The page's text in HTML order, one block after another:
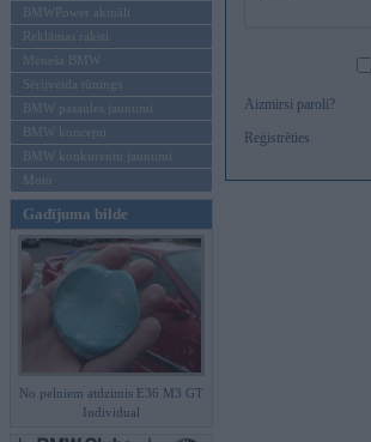
BMWPower aktuāli
Reklāmas raksti
Mēneša BMW
Sērijveida tūnings
BMW pasaules jaunumi
BMW koncepti
BMW konkurentu jaunumi
Moto
Gadījuma bilde
No pelniem atdzimis E36 M3 GT
Individual
Aizmirsi paroli?
Reģistrēties